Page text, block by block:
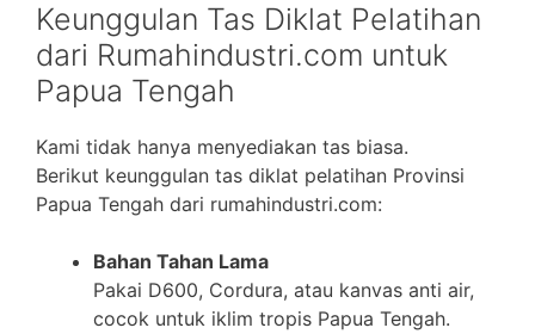
Keunggulan Tas Diklat Pelatihan
dari Rumahindustri.com untuk
Papua Tengah
Kami tidak hanya menyediakan tas biasa.
Berikut keunggulan tas diklat pelatihan Provinsi
Papua Tengah dari rumahindustri.com:
Bahan Tahan Lama
Pakai D600, Cordura, atau kanvas anti air,
cocok untuk iklim tropis Papua Tengah.